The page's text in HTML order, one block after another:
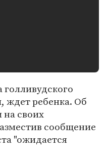
ждет ребенка. Об
своих
сообщение
"ожидается